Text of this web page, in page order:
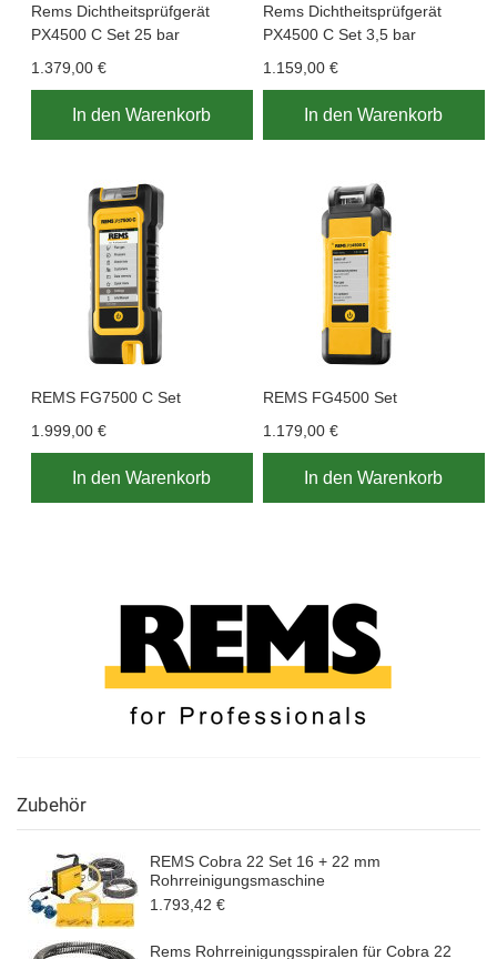
Zubehör
REMS Cobra 22 Set 16 + 22 mm
Rohrreinigungsmaschine
1.793,42 €
Rems Rohrreinigungsspiralen für Cobra 22
Rems Dichtheitsprüfgerät
PX4500 C Set 25 bar
1.379,00 €
In den Warenkorb
Rems Dichtheitsprüfgerät
PX4500 C Set 3,5 bar
1.159,00 €
In den Warenkorb
REMS FG7500 C Set
1.999,00 €
In den Warenkorb
REMS FG4500 Set
1.179,00 €
In den Warenkorb